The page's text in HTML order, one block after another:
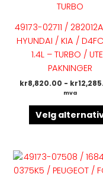
49173-02711 /
HYUNDAI / KIA /
1.4L – TURBO /
PAKNINGER
kr8,820.00 - kr
mva
Velg